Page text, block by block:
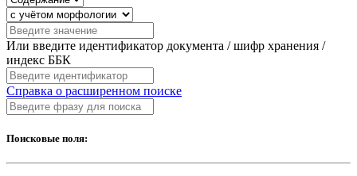
Или введите идентификатор документа / шифр хранения /
индекс ББК
Справка о расширенном поиске
Поисковые поля: